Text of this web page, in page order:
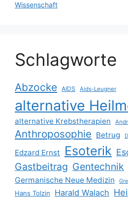
Wissenschaft
Schlagworte
Abzocke AIDS Aids-Leugner
alternative
alternative Krebstherapien
Anthroposophie Betrug
Edzard Ernst Esoterik
Gastbeitrag Gentechnik
Germanische Neue Medizin
Hans Tolzin Harald Walach